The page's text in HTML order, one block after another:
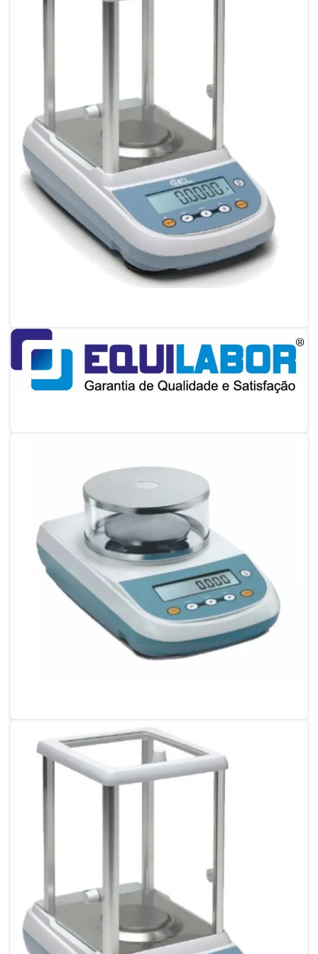
Calibração de micropipetas
Calibração de phmetro
Calibração de picnômetro
Calibração de pipeta
Calibração de pipeta volumétrica
Calibração de proveta
Calibração de proveta graduada
Calibração de termohigrômetro
Calibração de termohigrômetro sp
Calibração de termômetro infravermelho
Calibração de termômetro a laser
Conserto de balança
Conserto de balança digital
Conserto de balança digital sp
Conserto de balança industrial
Conserto de balanças eletrônicas
Empresa de calibração de termômetros
Empresa que faz calibração de balança
Instrumentos metrológicos
Instrumentos metrológicos termômetro